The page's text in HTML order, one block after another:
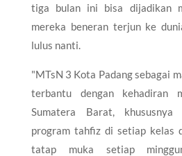
tiga bulan ini bisa dijadikan
mereka beneran terjun ke
lulus nanti.
​"MTsN 3 Kota Padang sebagai
terbantu dengan kehadiran
Sumatera Barat, khususnya
program tahfiz di setiap kelas
tatap muka setiap